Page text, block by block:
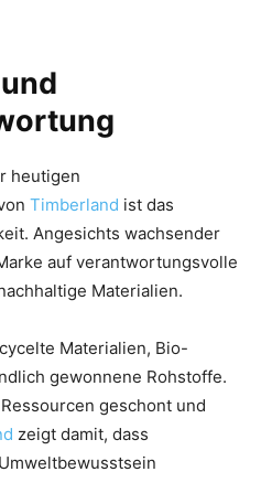
heutigen
Timberland ist das
Angesichts wachsender
auf verantwortungsvolle
Materialien.
Materialien, Bio-
gewonnene Rohstoffe.
geschont und
zeigt damit, dass